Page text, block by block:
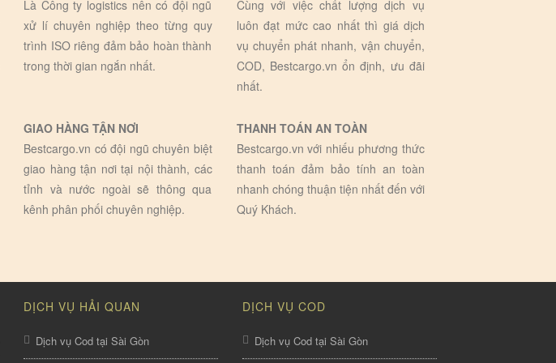
Là Công ty logistics nên có đội ngũ
xử lí chuyên nghiệp theo từng quy
trình ISO riêng đảm bảo hoàn thành
trong thời gian ngắn nhất.
Cùng với việc chất lượng dịch vụ
luôn đạt mức cao nhất thì giá dịch
vụ chuyển phát nhanh, vận chuyển,
COD, Bestcargo.vn ổn định, ưu đãi
nhất.
GIAO HÀNG TẬN NƠI
Bestcargo.vn có đội ngũ chuyên biệt
giao hàng tận nơi tại nội thành, các
tỉnh và nước ngoài sẽ thông qua
kênh phân phối chuyên nghiệp.
THANH TOÁN AN TOÀN
Bestcargo.vn với nhiếu phương thức
thanh toán đảm bảo tính an toàn
nhanh chóng thuận tiện nhất đến với
Quý Khách.
DỊCH VỤ HẢI QUAN
Dịch vụ Cod tại Sài Gòn
DỊCH VỤ COD
Dịch vụ Cod tại Sài Gòn